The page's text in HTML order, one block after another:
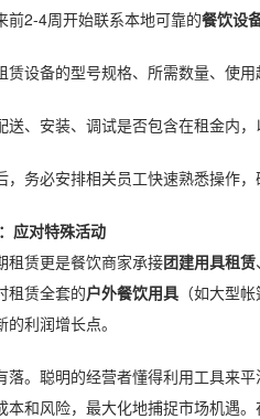
前2-4周开始联系本地可靠的餐饮设
赁设备的型号规格、所需数量、使
送、安装、调试是否包含在租金内
，务必安排相关员工快速熟悉操作
应对特殊活动
租赁更是餐饮商家承接团建用具租赁
租赁全套的户外餐饮用具 （如大型
利润增长点。
。聪明的经营者懂得利用工具来平
本和风险，最大化地捕捉市场机遇